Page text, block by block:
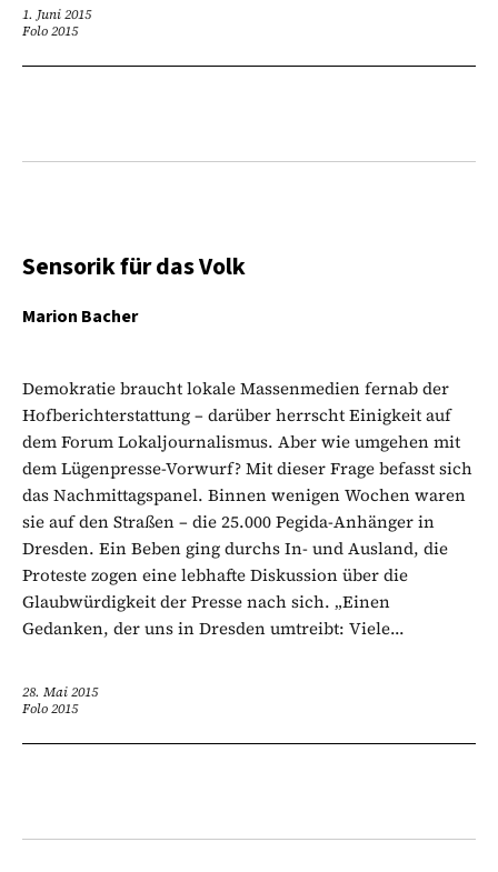
1. Juni 2015
Folo 2015
Sensorik für das Volk
Marion Bacher
Demokratie braucht lokale Massenmedien fernab der
Hofberichterstattung – darüber herrscht Einigkeit auf
dem Forum Lokaljournalismus. Aber wie umgehen mit
dem Lügenpresse-Vorwurf? Mit dieser Frage befasst sich
das Nachmittagspanel. Binnen wenigen Wochen waren
sie auf den Straßen – die 25.000 Pegida-Anhänger in
Dresden. Ein Beben ging durchs In- und Ausland, die
Proteste zogen eine lebhafte Diskussion über die
Glaubwürdigkeit der Presse nach sich. „Einen
Gedanken, der uns in Dresden umtreibt: Viele...
28. Mai 2015
Folo 2015